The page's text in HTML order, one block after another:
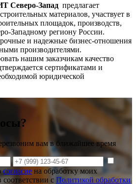
Запад предлагает
материалов, участвует в
площадок, производств,
Западному региону России.
и надежные бизнес-отношения
производителями.
нашим заказчикам качество
сертификатами и
юридической
вам в ближайшее время
согласие на обработку моих
с Политикой обработки